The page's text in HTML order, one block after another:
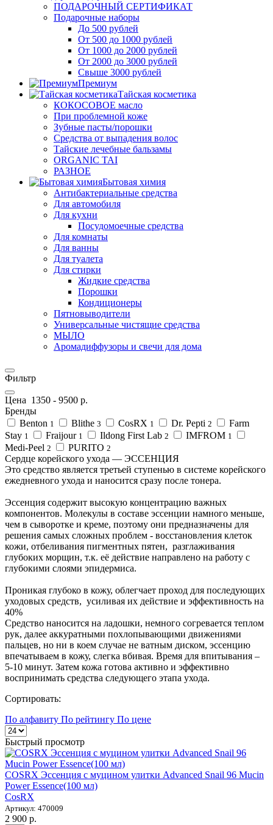
ПОДАРОЧНЫЙ СЕРТИФИКАТ
Подарочные наборы
До 500 рублей
От 500 до 1000 рублей
От 1000 до 2000 рублей
От 2000 до 3000 рублей
Свыше 3000 рублей
Премиум
Тайская косметика
КОКОСОВОЕ масло
При проблемной коже
Зубные пасты/порошки
Средства от выпадения волос
Тайские лечебные бальзамы
ORGANIC TAI
РАЗНОЕ
Бытовая химия
Антибактериальные средства
Для автомобиля
Для кухни
Посудомоечные средства
Для комнаты
Для ванны
Для туалета
Для стирки
Жидкие средства
Порошки
Кондиционеры
Пятновыводители
Универсальные чистящие средства
МЫЛО
Аромадиффузоры и свечи для дома
Фильтр
Цена 1350 - 9500 р.
Бренды
Benton 1 Blithe 3 CosRX 1 Dr. Pepti 2
Farm
Stay 1 Fraijour 1 Ildong First Lab 2 IMFROM 1
Medi-Peel 2 PURITO 2
Сердце корейского ухода — ЭССЕНЦИЯ
Это средство является третьей ступенью в системе корейского
ежедневного ухода и наносится сразу после тонера.
Эссенция содержит высокую концентрацию важных
компонентов. Молекулы в составе эссенции намного меньше,
чем в сыворотке и креме, поэтому они предназначены для
решения самых сложных проблем - восстановления клеток
кожи, отбеливания пигментных пятен, разглаживания
глубоких морщин, т.к. её действие направлено на работу с
глубокими слоями эпидермиса.
Проникая глубоко в кожу, облегчает проход для последующих
уходовых средств, усиливая их действие и эффективность на
40%
Средство наносится на ладошки, немного согревается теплом
рук, далее аккуратными похлопывающими движениями
пальцев, но ни в коем случае не ватным диском, эссенцию
впечатываем в кожу, слегка вбивая. Время для впитывания –
5-10 минут. Затем кожа готова активно и эффективно
воспринимать средства следующего этапа ухода.
Сортировать:
По алфавиту По рейтингу По цене
Быстрый просмотр
COSRX Эссенция с муцином улитки Advanced Snail 96 Mucin
Power Essence(100 мл)
CosRX
Артикул: 470009
2 900 р.